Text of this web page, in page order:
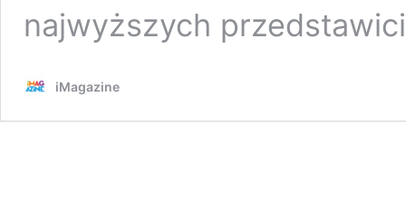
najwyższych
iMagazine